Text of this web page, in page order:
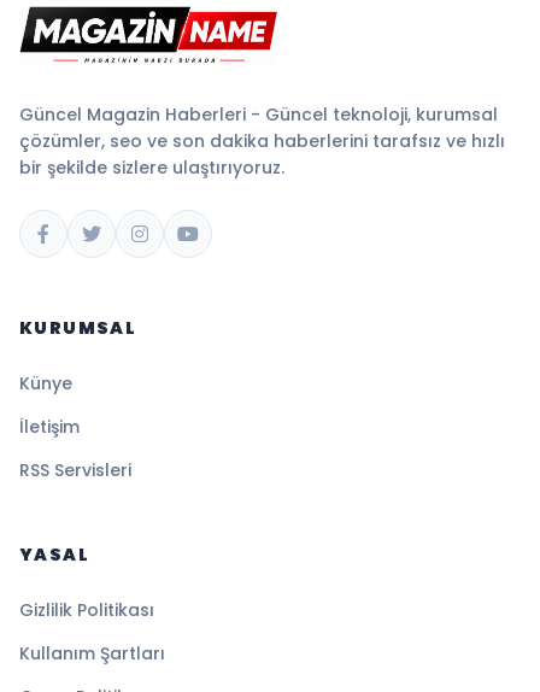
Güncel Magazin Haberleri - Güncel teknoloji, kurumsal
çözümler, seo ve son dakika haberlerini tarafsız ve hızlı
bir şekilde sizlere ulaştırıyoruz.
KURUMSAL
Künye
İletişim
RSS Servisleri
YASAL
Gizlilik Politikası
Kullanım Şartları